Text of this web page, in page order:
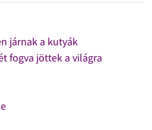
járnak a kutyák
fogva jöttek a világra